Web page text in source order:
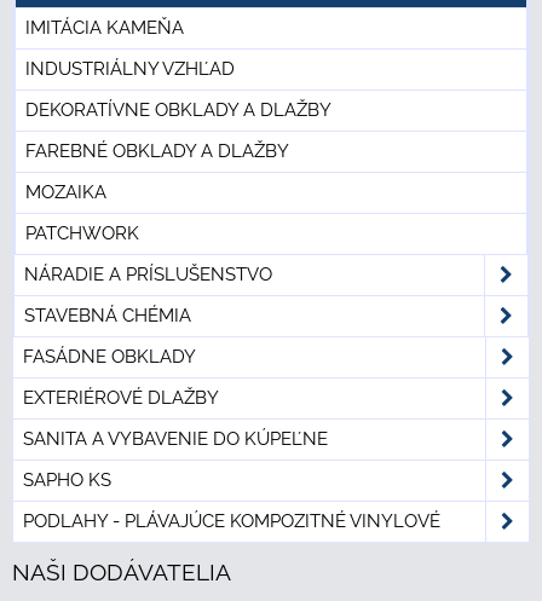
IMITÁCIA KAMEŇA
INDUSTRIÁLNY VZHĽAD
DEKORATÍVNE OBKLADY A DLAŽBY
FAREBNÉ OBKLADY A DLAŽBY
MOZAIKA
PATCHWORK
NÁRADIE A PRÍSLUŠENSTVO
STAVEBNÁ CHÉMIA
FASÁDNE OBKLADY
EXTERIÉROVÉ DLAŽBY
SANITA A VYBAVENIE DO KÚPEĽNE
SAPHO KS
PODLAHY - PLÁVAJÚCE KOMPOZITNÉ VINYLOVÉ
NAŠI DODÁVATELIA